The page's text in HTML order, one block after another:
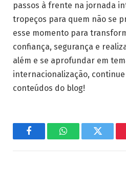
passos à frente na jornada
tropeços para quem não se
esse momento para
confiança, segurança e
além e se aprofundar em
internacionalização,
conteúdos do blog!
FacebookWhatsAppTwitter